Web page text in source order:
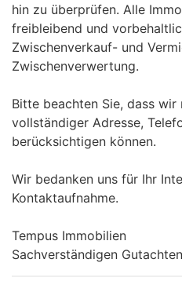
hin zu überprüfen. Alle
freibleibend und
Zwischenverkauf- und
Zwischenverwertung.
Bitte beachten Sie, dass wir
vollständiger Adresse,
berücksichtigen können.
Wir bedanken uns für Ihr
Kontaktaufnahme.
Tempus Immobilien
Sachverständigen